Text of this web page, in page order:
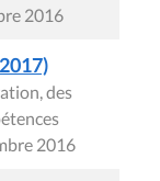
2016
des
2016